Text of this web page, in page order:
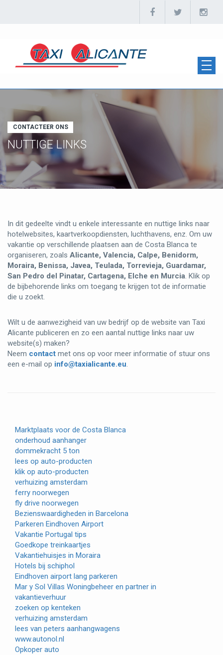
CONTACTEER ONS
NUTTIGE LINKS
In dit gedeelte vindt u enkele interessante en nuttige links naar
hotelwebsites, kaartverkoopdiensten, luchthavens, enz. Om uw
vakantie op verschillende plaatsen aan de Costa Blanca te
organiseren, zoals Alicante, Valencia, Calpe, Benidorm,
Moraira, Benissa, Javea, Teulada, Torrevieja, Guardamar,
San Pedro del Pinatar, Cartagena, Elche en Murcia. Klik op
de bijbehorende links om toegang te krijgen tot de informatie
die u zoekt.
Wilt u de aanwezigheid van uw bedrijf op de website van Taxi
Alicante publiceren en zo een aantal nuttige links naar uw
website(s) maken?
Neem contact met ons op voor meer informatie of stuur ons
een e-mail op info@taxialicante.eu.
Marktplaats voor de Costa Blanca
onderhoud aanhanger
dommekracht 5 ton
lees op auto-producten
klik op auto-producten
verhuizing amsterdam
ferry noorwegen
fly drive noorwegen
Bezienswaardigheden in Barcelona
Parkeren Eindhoven Airport
Vakantie Portugal tips
Goedkope treinkaartjes
Vakantiehuisjes in Moraira
Hotels bij schiphol
Eindhoven airport lang parkeren
Mar y Sol Villas Woningbeheer en partner in
vakantieverhuur
zoeken op kenteken
verhuizing amsterdam
lees van peters aanhangwagens
www.autonol.nl
Opkoper auto